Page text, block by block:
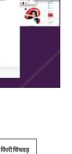
पिंपरी चिंचवड़